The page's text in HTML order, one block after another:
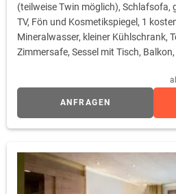
(teilweise Twin möglich), Schlafsofa,
TV, Fön und Kosmetikspiegel, 1
Mineralwasser, kleiner Kühlschrank,
Zimmersafe, Sessel mit Tisch,
ANFRAGEN